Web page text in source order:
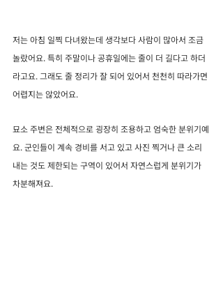
저는 아침 일찍 다녀왔는데 생각보다 사람이 많아서 조금
놀랐어요. 특히 주말이나 공휴일에는 줄이 더 길다고 하더
라고요. 그래도 줄 정리가 잘 되어 있어서 천천히 따라가면
어렵지는 않았어요.
묘소 주변은 전체적으로 굉장히 조용하고 엄숙한 분위기예
요. 군인들이 계속 경비를 서고 있고 사진 찍거나 큰 소리
내는 것도 제한되는 구역이 있어서 자연스럽게 분위기가
차분해져요.